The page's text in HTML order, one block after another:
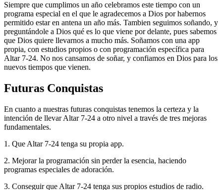
Siempre que cumplimos un año celebramos este tiempo con un
programa especial en el que le agradecemos a Dios por habernos
permitido estar en antena un año más. Tambien seguimos soñando, y
preguntándole a Dios qué es lo que viene por delante, pues sabemos
que Dios quiere llevarnos a mucho más. Soñamos con una app
propia, con estudios propios o con programación específica para
Altar 7-24. No nos cansamos de soñar, y confiamos en Dios para los
nuevos tiempos que vienen.
Futuras Conquistas
En cuanto a nuestras futuras conquistas tenemos la certeza y la
intención de llevar Altar 7-24 a otro nivel a través de tres mejoras
fundamentales.
1. Que Altar 7-24 tenga su propia app.
2. Mejorar la programación sin perder la esencia, haciendo
programas especiales de adoración.
3. Conseguir que Altar 7-24 tenga sus propios estudios de radio.